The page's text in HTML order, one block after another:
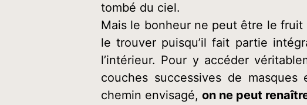
tombé du ciel.
Mais le bonheur ne peut être le fruit
le trouver puisqu’il fait partie
l’intérieur. Pour y accéder
couches successives de
chemin envisagé, on ne peut